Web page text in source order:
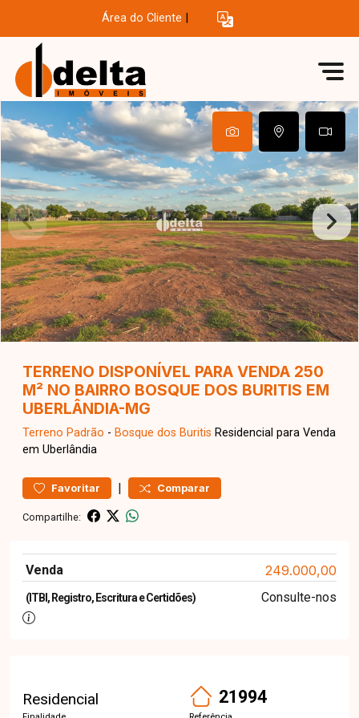
Área do Cliente
TERRENO DISPONÍVEL PARA VENDA 250
M² NO BAIRRO BOSQUE DOS BURITIS EM
UBERLÂNDIA-MG
Terreno Padrão - Bosque dos Buritis Residencial para Venda
em Uberlândia
Favoritar | Comparar
Compartilhe:
Venda 249.000,00
(ITBI, Registro, Escritura e Certidões) Consulte-nos
Residencial 21994